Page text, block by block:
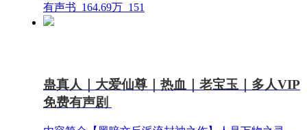
有声书 164.69万 151
蛊真人｜大爱仙尊｜热血｜老宝玉｜多人VIP
免费有声剧